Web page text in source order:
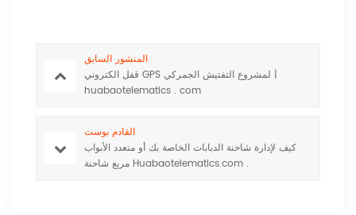
المنشور السابق
قفل الكتروني GPS لمشروع التفتيش الجمركي |
huabaotelematics . com
القادم بوست
كيف لإدارة شاحنة الدبابات الخاصة بك أو متعدد الأبواب
مربع شاحنة Huabaotelematics.com .